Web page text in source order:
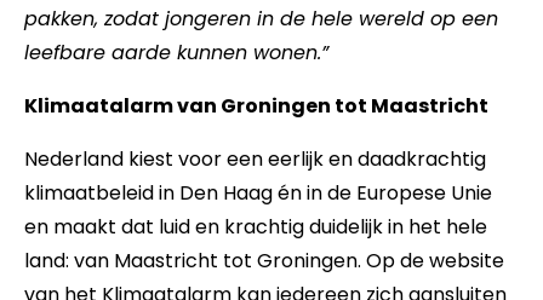
pakken, zodat jongeren in de hele wereld op een
leefbare aarde kunnen wonen.”
Klimaatalarm van Groningen tot Maastricht
Nederland kiest voor een eerlijk en daadkrachtig
klimaatbeleid in Den Haag én in de Europese Unie
en maakt dat luid en krachtig duidelijk in het hele
land: van Maastricht tot Groningen. Op de website
van het Klimaatalarm kan iedereen zich aansluiten